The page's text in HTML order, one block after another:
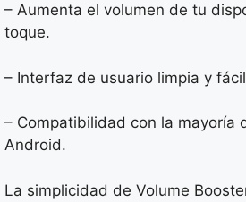
– Aumenta el volumen de tu
toque.
– Interfaz de usuario limpia y
– Compatibilidad con la mayoría
Android.
La simplicidad de Volume